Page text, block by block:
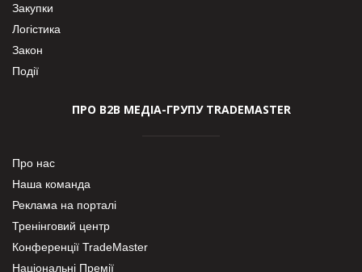
Закупки
Логістика
Закон
Події
ПРО В2В МЕДІА-ГРУПУ TRADEMASTER
Про нас
Наша команда
Реклама на порталі
Тренінговий центр
Конференції TradeMaster
Національні Премії